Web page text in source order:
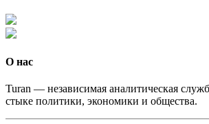
О нас
Turan — независимая аналитическая
стыке политики, экономики и общества.